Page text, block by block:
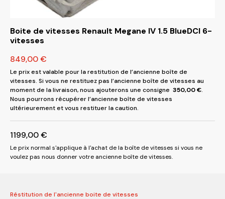
Boite de vitesses Renault Megane IV 1.5 BlueDCI 6-
vitesses
849,00€
Le prix est valable pour la restitution de l’ancienne boîte de
vitesses. Si vous ne restituez pas l’ancienne boîte de vitesses au
moment de la livraison, nous ajouterons une consigne 350,00€.
Nous pourrons récupérer l’ancienne boîte de vitesses
ultérieurement et vous restituer la caution.
1199,00€
Le prix normal s'applique à l'achat de la boîte de vitesses si vous ne
voulez pas nous donner votre ancienne boîte de vitesses.
Réstitution de l'ancienne boite de vitesses